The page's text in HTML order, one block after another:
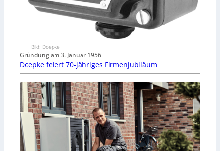
Bild: Doepke
Gründung am 3. Januar 1956
Doepke feiert 70-jähriges Firmenjubiläum